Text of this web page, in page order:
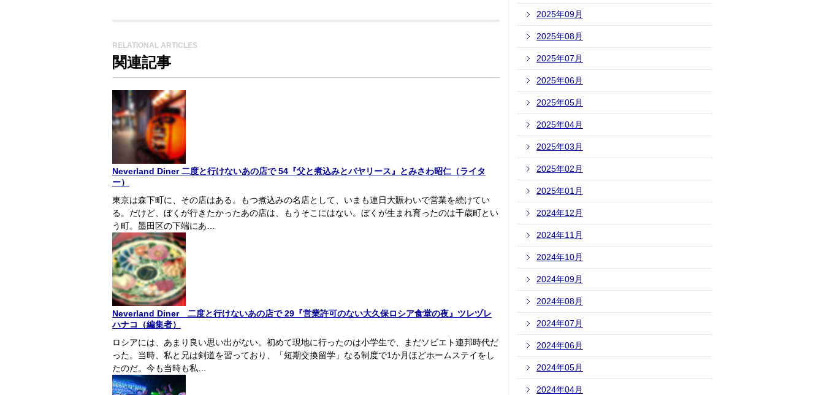
RELATIONAL ARTICLES
関連記事
Neverland Diner 二度と行けないあの店で 54『父と煮込みとバヤリース』とみさわ昭仁（ライタ
ー）
東京は森下町に、その店はある。もつ煮込みの名店として、いまも連日大賑わいで営業を続けてい
る。だけど、ぼくが行きたかったあの店は、もうそこにはない。ぼくが生まれ育ったのは千歳町とい
う町。墨田区の下端にあ…
Neverland Diner 二度と行けないあの店で 29『営業許可のない大久保ロシア食堂の夜』ツレヅレ
ハナコ（編集者）
ロシアには、あまり良い思い出がない。初めて現地に行ったのは小学生で、まだソビエト連邦時代だ
った。当時、私と兄は剣道を習っており、「短期交換留学」なる制度で1か月ほどホームステイをし
たのだ。今も当時も私…
2025年09月
2025年08月
2025年07月
2025年06月
2025年05月
2025年04月
2025年03月
2025年02月
2025年01月
2024年12月
2024年11月
2024年10月
2024年09月
2024年08月
2024年07月
2024年06月
2024年05月
2024年04月